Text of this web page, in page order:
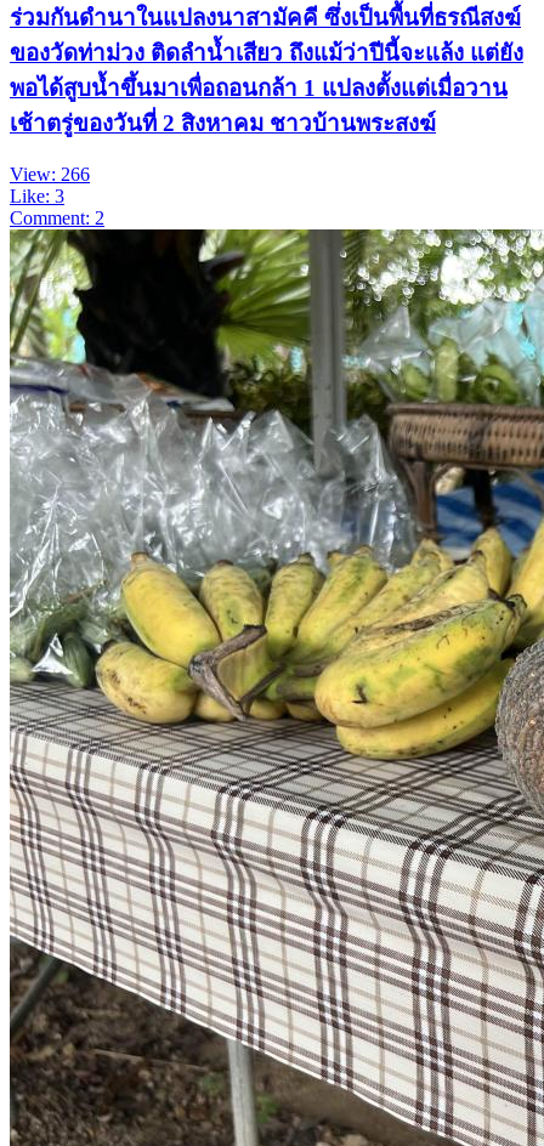
ร่วมกันดำนาในแปลงนาสามัคคี ซึ่งเป็นพื้นที่ธรณีสงฆ์
ของวัดท่าม่วง ติดลำน้ำเสียว ถึงแม้ว่าปีนี้จะแล้ง แต่ยัง
พอได้สูบน้ำขึ้นมาเพื่อถอนกล้า 1 แปลงตั้งแต่เมื่อวาน
เช้าตรู่ของวันที่ 2 สิงหาคม ชาวบ้านพระสงฆ์
View: 266
Like: 3
Comment: 2